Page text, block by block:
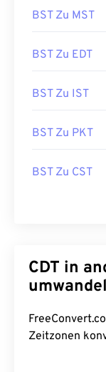
BST Zu MST
BST Zu EDT
BST Zu IST
BST Zu PKT
BST Zu CST
CDT in
Zeitzonen